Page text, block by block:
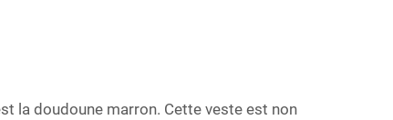
la doudoune marron. Cette veste est non